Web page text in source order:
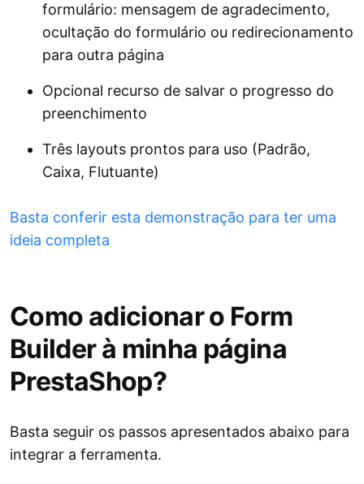
formulário: mensagem de agradecimento,
ocultação do formulário ou redirecionamento
para outra página
Opcional recurso de salvar o progresso do
preenchimento
Três layouts prontos para uso (Padrão,
Caixa, Flutuante)
Basta conferir esta demonstração para ter uma
ideia completa
Como adicionar o Form
Builder à minha página
PrestaShop?
Basta seguir os passos apresentados abaixo para
integrar a ferramenta.